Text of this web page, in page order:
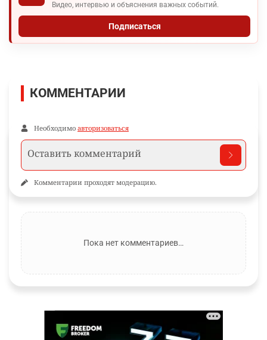
Видео, интервью и объяснения важных событий.
Подписаться
КОММЕНТАРИИ
Необходимо авторизоваться
Комментарии проходят модерацию.
Пока нет комментариев…